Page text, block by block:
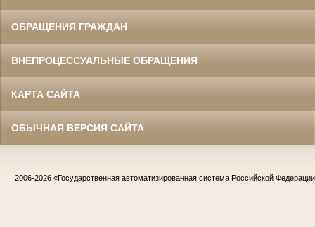
ОБРАЩЕНИЯ ГРАЖДАН
ВНЕПРОЦЕССУАЛЬНЫЕ ОБРАЩЕНИЯ
КАРТА САЙТА
ОБЫЧНАЯ ВЕРСИЯ САЙТА
2006-2026 «Государственная автоматизированная система Российской